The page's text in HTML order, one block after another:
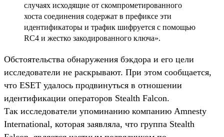
случаях исходящие от скомпрометированного
хоста соединения содержат в префиксе эти
идентификаторы и трафик шифруется с помощью
RC4 и жестко закодированного ключа».
Обстоятельства обнаружения бэкдора и его цели
исследователи не раскрывают. При этом сообщается,
что ESET удалось продвинуться в отношении
идентификации операторов Stealth Falcon.
Так исследователи упоминанию компанию Amnesty
International, которая заявляла, что группа Stealth